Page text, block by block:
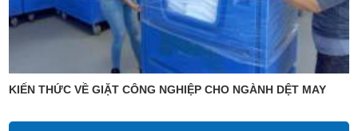
KIẾN THỨC VỀ GIẶT CÔNG NGHIỆP CHO NGÀNH DỆT MAY